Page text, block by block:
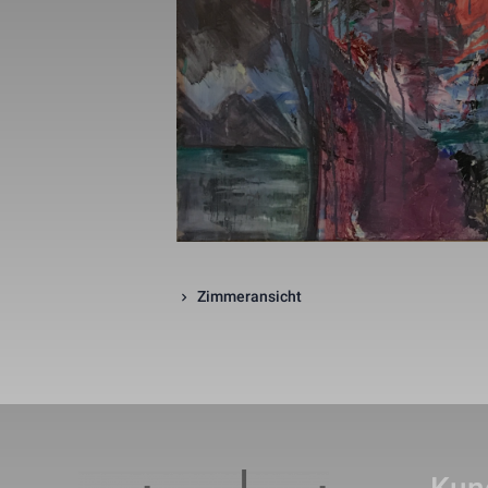
Zimmeransicht
_gid
_gat_UA-